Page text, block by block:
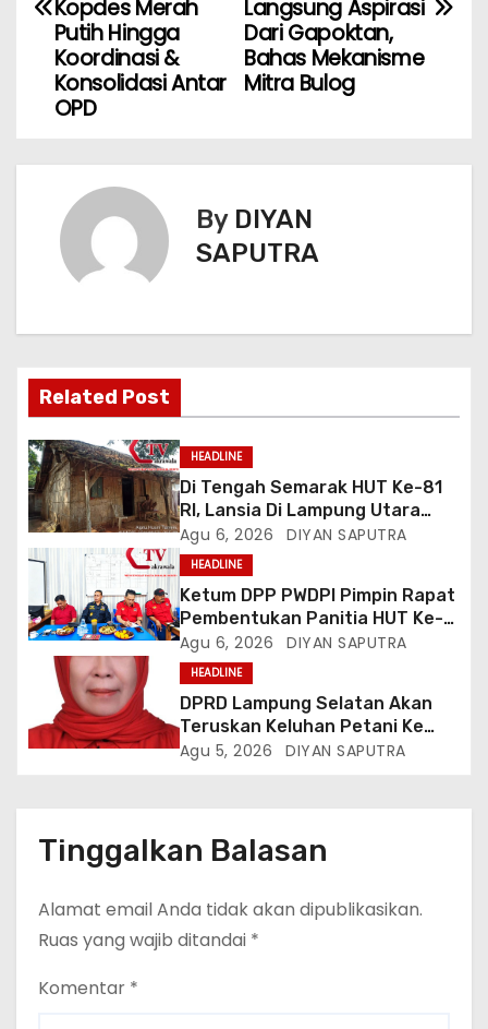
Langsung Aspirasi
Dari Gapoktan,
Bahas Mekanisme
Mitra Bulog
Kopdes Merah
Putih Hingga
Koordinasi &
Konsolidasi Antar
OPD
By DIYAN
SAPUTRA
Related Post
HEADLINE
Di Tengah Semarak HUT Ke-81
RI, Lansia Di Lampung Utara
Hidup Memprihatinkan
Agu 6, 2026 DIYAN SAPUTRA
HEADLINE
Ketum DPP PWDPI Pimpin Rapat
Pembentukan Panitia HUT Ke-4,
Berikut Susunan Dan Rangkaian
Kegiatannya
Agu 6, 2026 DIYAN SAPUTRA
HEADLINE
DPRD Lampung Selatan Akan
Teruskan Keluhan Petani Ke
Dinas Terkait, Minta Audit
Agu 5, 2026 DIYAN SAPUTRA
Tinggalkan Balasan
Alamat email Anda tidak akan dipublikasikan.
Ruas yang wajib ditandai *
Komentar *